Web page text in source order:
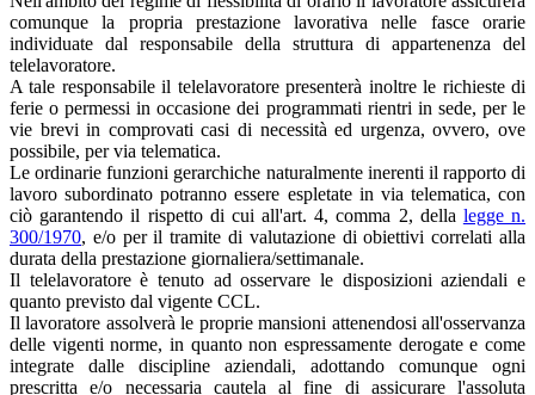
comunque la propria prestazione lavorativa nelle fasce orarie
individuate dal responsabile della struttura di appartenenza del
telelavoratore.
A tale responsabile il telelavoratore presenterà inoltre le richieste di
ferie o permessi in occasione dei programmati rientri in sede, per le
vie brevi in comprovati casi di necessità ed urgenza, ovvero, ove
possibile, per via telematica.
Le ordinarie funzioni gerarchiche naturalmente inerenti il rapporto di
lavoro subordinato potranno essere espletate in via telematica, con
ciò garantendo il rispetto di cui all'art. 4, comma 2, della legge n.
300/1970, e/o per il tramite di valutazione di obiettivi correlati alla
durata della prestazione giornaliera/settimanale.
Il telelavoratore è tenuto ad osservare le disposizioni aziendali e
quanto previsto dal vigente CCL.
Il lavoratore assolverà le proprie mansioni attenendosi all'osservanza
delle vigenti norme, in quanto non espressamente derogate e come
integrate dalle discipline aziendali, adottando comunque ogni
prescritta e/o necessaria cautela al fine di assicurare l'assoluta